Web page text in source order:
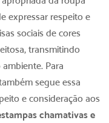
expressar respeito e
sociais de cores
transmitindo
Para
segue essa
e consideração aos
chamativas e